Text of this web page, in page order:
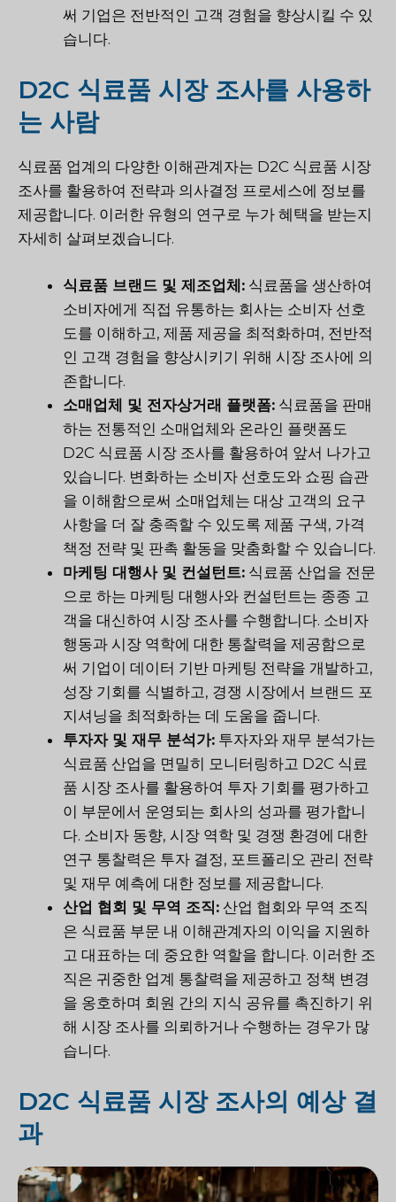
써 기업은 전반적인 고객 경험을 향상시킬 수 있
습니다.
D2C 식료품 시장 조사를 사용하
는 사람
식료품 업계의 다양한 이해관계자는 D2C 식료품 시장
조사를 활용하여 전략과 의사결정 프로세스에 정보를
제공합니다. 이러한 유형의 연구로 누가 혜택을 받는지
자세히 살펴보겠습니다.
식료품 브랜드 및 제조업체: 식료품을 생산하여
소비자에게 직접 유통하는 회사는 소비자 선호
도를 이해하고, 제품 제공을 최적화하며, 전반적
인 고객 경험을 향상시키기 위해 시장 조사에 의
존합니다.
소매업체 및 전자상거래 플랫폼: 식료품을 판매
하는 전통적인 소매업체와 온라인 플랫폼도
D2C 식료품 시장 조사를 활용하여 앞서 나가고
있습니다. 변화하는 소비자 선호도와 쇼핑 습관
을 이해함으로써 소매업체는 대상 고객의 요구
사항을 더 잘 충족할 수 있도록 제품 구색, 가격
책정 전략 및 판촉 활동을 맞춤화할 수 있습니다.
마케팅 대행사 및 컨설턴트: 식료품 산업을 전문
으로 하는 마케팅 대행사와 컨설턴트는 종종 고
객을 대신하여 시장 조사를 수행합니다. 소비자
행동과 시장 역학에 대한 통찰력을 제공함으로
써 기업이 데이터 기반 마케팅 전략을 개발하고,
성장 기회를 식별하고, 경쟁 시장에서 브랜드 포
지셔닝을 최적화하는 데 도움을 줍니다.
투자자 및 재무 분석가: 투자자와 재무 분석가는
식료품 산업을 면밀히 모니터링하고 D2C 식료
품 시장 조사를 활용하여 투자 기회를 평가하고
이 부문에서 운영되는 회사의 성과를 평가합니
다. 소비자 동향, 시장 역학 및 경쟁 환경에 대한
연구 통찰력은 투자 결정, 포트폴리오 관리 전략
및 재무 예측에 대한 정보를 제공합니다.
산업 협회 및 무역 조직: 산업 협회와 무역 조직
은 식료품 부문 내 이해관계자의 이익을 지원하
고 대표하는 데 중요한 역할을 합니다. 이러한 조
직은 귀중한 업계 통찰력을 제공하고 정책 변경
을 옹호하며 회원 간의 지식 공유를 촉진하기 위
해 시장 조사를 의뢰하거나 수행하는 경우가 많
습니다.
D2C 식료품 시장 조사의 예상 결
과